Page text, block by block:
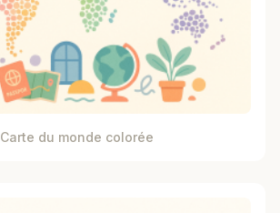
Carte du monde colorée